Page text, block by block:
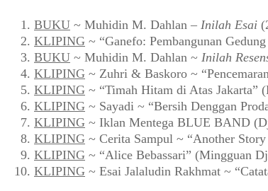
BUKU ~ Muhidin M. Dahlan – Inilah Esai
KLIPING ~ “Ganefo: Pembangunan
BUKU ~ Muhidin M. Dahlan ~ Inilah
KLIPING ~ Zuhri & Baskoro ~
KLIPING ~ “Timah Hitam di Atas Jakarta”
KLIPING ~ Sayadi ~ “Bersih Denggan
KLIPING ~ Iklan Mentega BLUE BAND
KLIPING ~ Cerita Sampul ~ “Another
KLIPING ~ “Alice Bebassari” (Mingguan
KLIPING ~ Esai Jalaludin Rakhmat ~